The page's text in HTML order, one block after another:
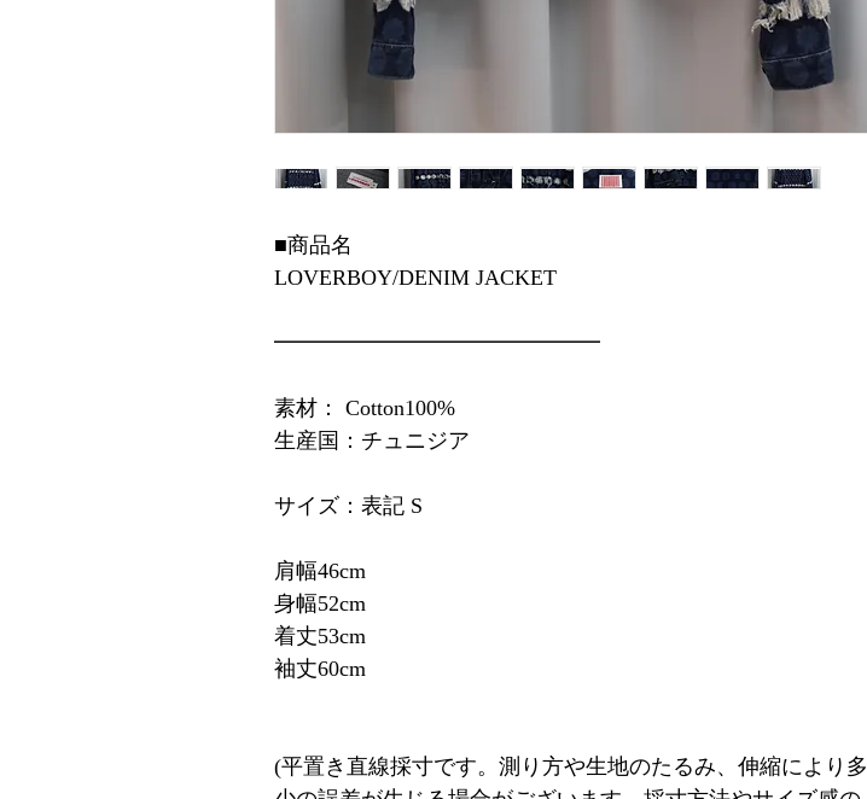
■商品名
LOVERBOY/DENIM JACKET
━━━━━━━━━━━━━━━
素材： Cotton100%
生産国：チュニジア
サイズ：表記 S
肩幅46cm
身幅52cm
着丈53cm
袖丈60cm
(平置き直線採寸です。測り方や生地のたるみ、伸縮により多